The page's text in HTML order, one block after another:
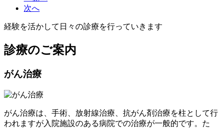
次へ
経験を活かして日々の診療を行っていきます
診療のご案内
がん治療
がん治療は、手術、放射線治療、抗がん剤治療を柱として行
われますが入院施設のある病院での治療が一般的です。た